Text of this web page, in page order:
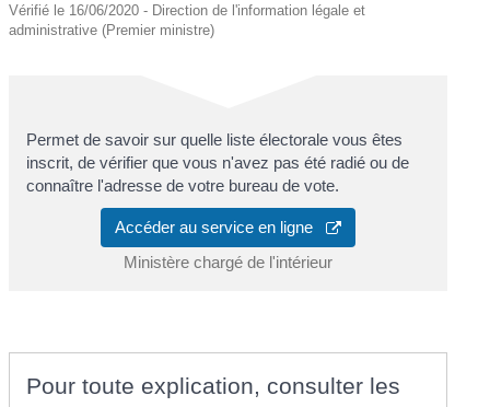
Vérifié le 16/06/2020 - Direction de l'information légale et
administrative (Premier ministre)
Permet de savoir sur quelle liste électorale vous êtes
inscrit, de vérifier que vous n'avez pas été radié ou de
connaître l'adresse de votre bureau de vote.
Accéder au service en ligne
Ministère chargé de l'intérieur
Pour toute explication, consulter les